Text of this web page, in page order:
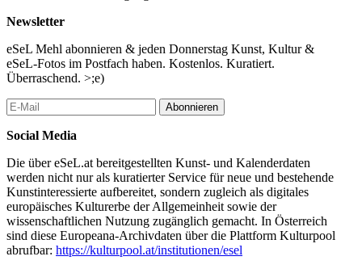
Newsletter
eSeL Mehl abonnieren & jeden Donnerstag Kunst, Kultur &
eSeL-Fotos im Postfach haben. Kostenlos. Kuratiert.
Überraschend. >;e)
Abonnieren
Social Media
Die über eSeL.at bereitgestellten Kunst- und Kalenderdaten
werden nicht nur als kuratierter Service für neue und bestehende
Kunstinteressierte aufbereitet, sondern zugleich als digitales
europäisches Kulturerbe der Allgemeinheit sowie der
wissenschaftlichen Nutzung zugänglich gemacht. In Österreich
sind diese Europeana-Archivdaten über die Plattform Kulturpool
abrufbar: https://kulturpool.at/institutionen/esel